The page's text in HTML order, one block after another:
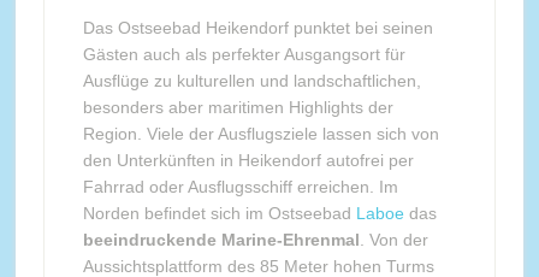
Das Ostseebad Heikendorf punktet bei seinen
Gästen auch als perfekter Ausgangsort für
Ausflüge zu kulturellen und landschaftlichen,
besonders aber maritimen Highlights der
Region. Viele der Ausflugsziele lassen sich von
den Unterkünften in Heikendorf autofrei per
Fahrrad oder Ausflugsschiff erreichen. Im
Norden befindet sich im Ostseebad Laboe das
beeindruckende Marine-Ehrenmal . Von der
Aussichtsplattform des 85 Meter hohen Turms